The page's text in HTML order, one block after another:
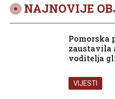
NAJNOVIJE
Pomorska
zaustavila
voditelja
VIJESTI